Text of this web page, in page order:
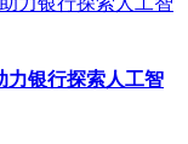
力银行探索人工智